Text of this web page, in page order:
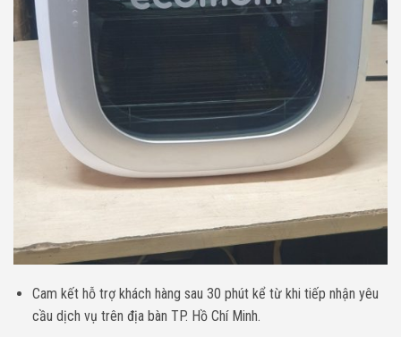
Cam kết hỗ trợ khách hàng sau 30 phút kể từ khi tiếp nhận yêu
cầu dịch vụ trên địa bàn TP. Hồ Chí Minh.